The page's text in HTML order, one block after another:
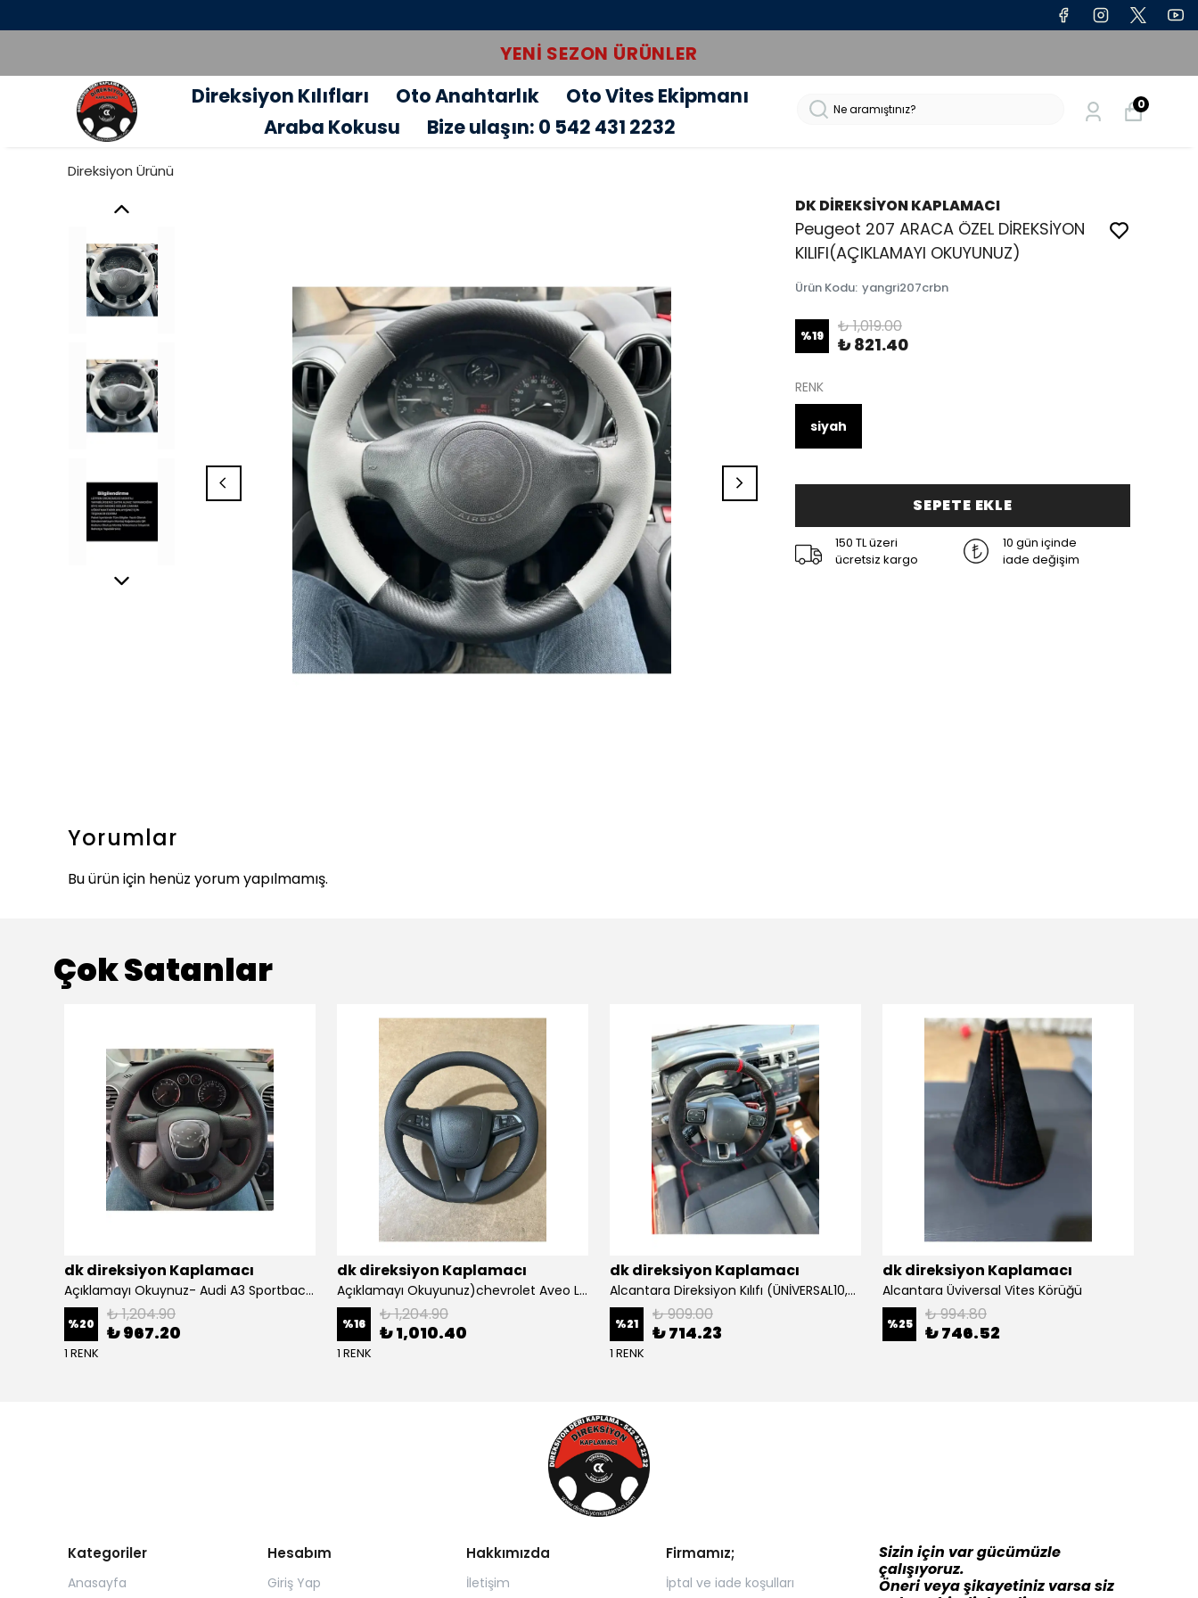
YENI SEZON ÜRÜNLER
Direksiyon Kılıfları Oto Anahtarlık
Oto Vites Ekipmanı
Araba Kokusu
Bize ulaşın: 0 542 431 2232
0
Direksiyon Ürünü
DK DİREKSİYON KAPLAMACI
Peugeot 207 ARACA ÖZEL DİREKSİYON
KILIFI(AÇIKLAMAYI OKUYUNUZ)
Ürün Kodu: yangri207crbn
%19 ₺ 1,019.00
₺ 821.40
RENK
siyah
SEPETE EKLE
150 TL üzeri
ücretsiz kargo
10 gün içinde
iade değişim
Yorumlar
Bu ürün için henüz yorum yapılmamış.
Çok Satanlar
dk direksiyon Kaplamacı
Açıklamayı Okuynuz- Audi A3 Sportback Araca Özel Direksiyon Kılıfı Kırmızı Ipli
%20 ₺ 1,204.90
₺ 967.20
1 RENK
dk direksiyon Kaplamacı
Açıklamayı Okuyunuz)chevrolet Aveo Lt-ls Araca Özel Direksiyon Kılıfı (plastik Kapaksız Direksiyon
%16 ₺ 1,204.90
₺ 1,010.40
1 RENK
dk direksiyon Kaplamacı
Alcantara Direksiyon Kılıfı (ÜNİVERSAL10,5CM) Açıklamayı Okuynz
%21 ₺ 909.00
₺ 714.23
1 RENK
dk direksiyon Kaplamacı
Alcantara Üviversal Vites Körüğü
%25 ₺ 994.80
₺ 746.52
Kategoriler
Anasayfa
Hesabım
Giriş Yap
Hakkımızda
İletişim
Firmamız;
İptal ve iade koşulları
Sizin için var gücümüzle
çalışıyoruz.
Öneri veya şikayetiniz varsa siz